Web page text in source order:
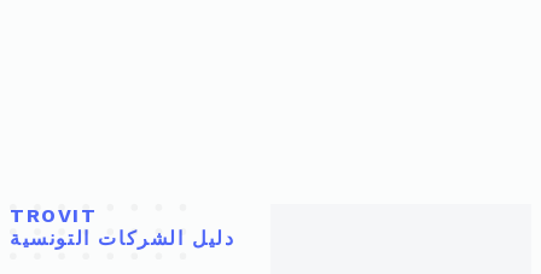
TROVIT
دليل الشركات التونسية